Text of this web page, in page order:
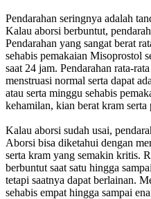
Pendarahan seringnya adalah
Kalau aborsi berbuntut,
Pendarahan yang sangat berat
sehabis pemakaian Misoprostol
saat 24 jam. Pendarahan rata-
menstruasi normal serta dapat
atau serta minggu sehabis
kehamilan, kian berat kram serta
Kalau aborsi sudah usai,
Aborsi bisa diketahui dengan
serta kram yang semakin kritis.
berbuntut saat satu hingga
tetapi saatnya dapat berlainan.
sehabis empat hingga sampai